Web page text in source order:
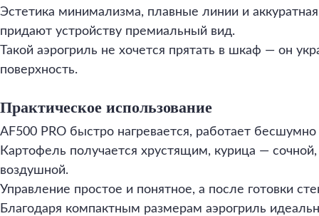
Эстетика минимализма, плавные линии и
придают устройству премиальный вид.
Такой аэрогриль не хочется прятать в шкаф — он
поверхность.
Практическое использование
AF500 PRO быстро нагревается, работает
Картофель получается хрустящим, курица —
воздушной.
Управление простое и понятное, а после готовки
Благодаря компактным размерам аэрогриль